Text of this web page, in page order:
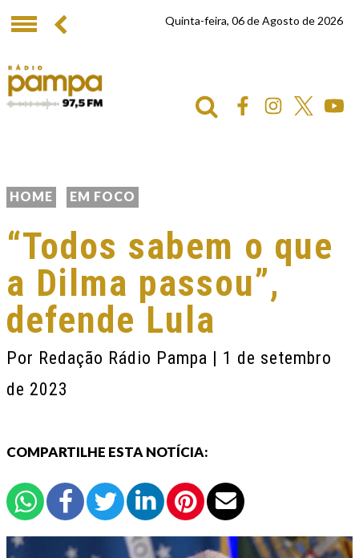
Quinta-feira, 06 de Agosto de 2026
HOME EM FOCO
“Todos sabem o que
a Dilma passou”,
defende Lula
Por Redação Rádio Pampa | 1 de setembro
de 2023
COMPARTILHE ESTA NOTÍCIA: